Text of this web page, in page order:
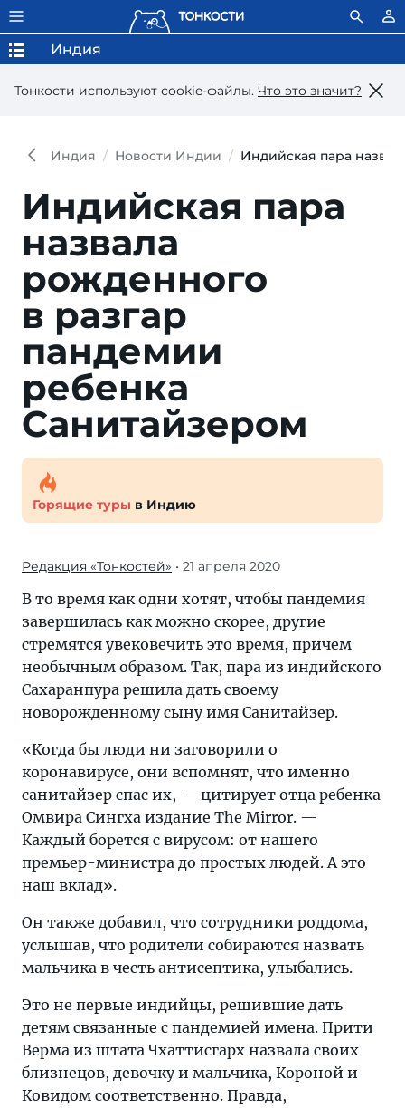
Тонкости используют сookie-файлы. Что это значит?
Индия
Индия Новости Индии Индийская пара
Индийская пара
назвала
рожденного
в разгар
пандемии
ребенка
Санитайзером
Горящие туры в Индию
Редакция «Тонкостей» • 21 апреля 2020
В то время как одни хотят, чтобы пандемия
завершилась как можно скорее, другие
стремятся увековечить это время, причем
необычным образом. Так, пара из индийского
Сахаранпура решила дать своему
новорожденному сыну имя Санитайзер.
«Когда бы люди ни заговорили о
коронавирусе, они вспомнят, что именно
санитайзер спас их, — цитирует отца ребенка
Омвира Сингха издание The Mirror. —
Каждый борется с вирусом: от нашего
премьер-министра до простых людей. А это
наш вклад».
Он также добавил, что сотрудники роддома,
услышав, что родители собираются назвать
мальчика в честь антисептика, улыбались.
Это не первые индийцы, решившие дать
детям связанные с пандемией имена. Прити
Верма из штата Чхаттисгарх назвала своих
близнецов, девочку и мальчика, Короной и
Ковидом соответственно. Правда,